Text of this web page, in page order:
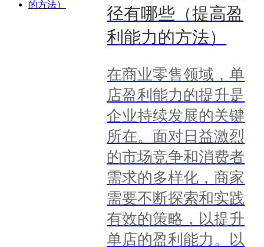
径有哪些（提高盈
利能力的方法）
在商业零售领域，单
店盈利能力的提升是
企业持续发展的关键
所在。面对日益激烈
的市场竞争和消费者
需求的多样化，商家
需要不断探索和实践
有效的策略，以提升
单店的盈利能力。以